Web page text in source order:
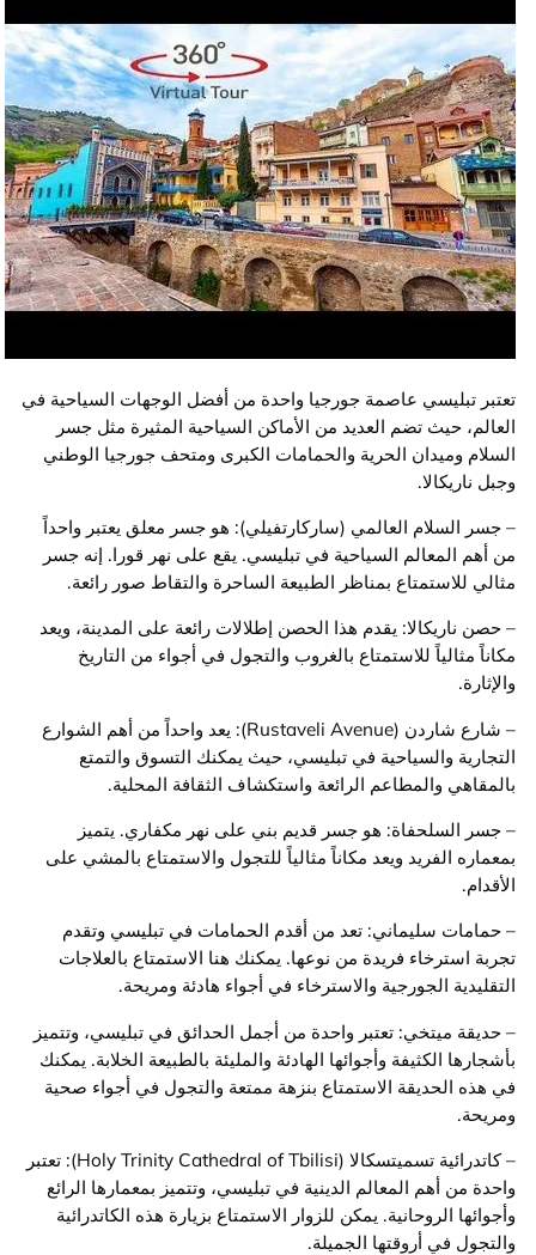
تعتبر تبليسي عاصمة جورجيا واحدة من أفضل الوجهات السياحية في
العالم، حيث تضم العديد من الأماكن السياحية المثيرة مثل جسر
السلام وميدان الحرية والحمامات الكبرى ومتحف جورجيا الوطني
وجبل ناريكالا.
– جسر السلام العالمي (ساركارتفيلي): هو جسر معلق يعتبر واحداً
من أهم المعالم السياحية في تبليسي. يقع على نهر قورا. إنه جسر
مثالي للاستمتاع بمناظر الطبيعة الساحرة والتقاط صور رائعة.
– حصن ناريكالا: يقدم هذا الحصن إطلالات رائعة على المدينة، ويعد
مكاناً مثالياً للاستمتاع بالغروب والتجول في أجواء من التاريخ
والإثارة.
– شارع شاردن (Rustaveli Avenue): يعد واحداً من أهم الشوارع
التجارية والسياحية في تبليسي، حيث يمكنك التسوق والتمتع
بالمقاهي والمطاعم الرائعة واستكشاف الثقافة المحلية.
– جسر السلحفاة: هو جسر قديم بني على نهر مكفاري. يتميز
بمعماره الفريد ويعد مكاناً مثالياً للتجول والاستمتاع بالمشي على
الأقدام.
– حمامات سليماني: تعد من أقدم الحمامات في تبليسي وتقدم
تجربة استرخاء فريدة من نوعها. يمكنك هنا الاستمتاع بالعلاجات
التقليدية الجورجية والاسترخاء في أجواء هادئة ومريحة.
– حديقة ميتخي: تعتبر واحدة من أجمل الحدائق في تبليسي، وتتميز
بأشجارها الكثيفة وأجوائها الهادئة والمليئة بالطبيعة الخلابة. يمكنك
في هذه الحديقة الاستمتاع بنزهة ممتعة والتجول في أجواء صحية
ومريحة.
– كاتدرائية تسميتسكالا (Holy Trinity Cathedral of Tbilisi): تعتبر
واحدة من أهم المعالم الدينية في تبليسي، وتتميز بمعمارها الرائع
وأجوائها الروحانية. يمكن للزوار الاستمتاع بزيارة هذه الكاتدرائية
والتجول في أروقتها الجميلة.